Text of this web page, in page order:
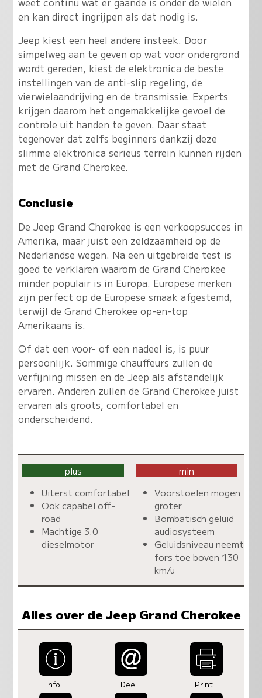
en kan direct ingrijpen als dat nodig is.
Jeep kiest een heel andere insteek. Door
simpelweg aan te geven op wat voor ondergrond
wordt gereden, kiest de elektronica de beste
instellingen van de anti-slip regeling, de
vierwielaandrijving en de transmissie. Experts
krijgen daarom het ongemakkelijke gevoel de
controle uit handen te geven. Daar staat
tegenover dat zelfs beginners dankzij deze
slimme elektronica serieus terrein kunnen rijden
met de Grand Cherokee.
Conclusie
De Jeep Grand Cherokee is een verkoopsucces in
Amerika, maar juist een zeldzaamheid op de
Nederlandse wegen. Na een uitgebreide test is
goed te verklaren waarom de Grand Cherokee
minder populair is in Europa. Europese merken
zijn perfect op de Europese smaak afgestemd,
terwijl de Grand Cherokee op-en-top
Amerikaans is.
Of dat een voor- of een nadeel is, is puur
persoonlijk. Sommige chauffeurs zullen de
verfijning missen en de Jeep als afstandelijk
ervaren. Anderen zullen de Grand Cherokee juist
ervaren als groots, comfortabel en
onderscheidend.
plus
Uiterst comfortabel
Ook capabel off-
road
Machtige 3.0
dieselmotor
min
Voorstoelen mogen
groter
Bombatisch geluid
audiosysteem
Geluidsniveau neemt
fors toe boven 130
km/u
Alles over de Jeep Grand Cherokee
Info Deel Print